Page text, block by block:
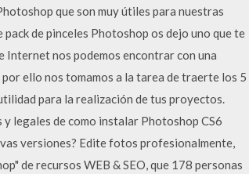
que son muy útiles para nuestras
de pinceles Photoshop os dejo uno que te
Internet nos podemos encontrar con una
ello nos tomamos a la tarea de traerte los 5
para la realización de tus proyectos.
legales de como instalar Photoshop CS6
versiones? Edite fotos profesionalmente,
de recursos WEB & SEO, que 178 personas